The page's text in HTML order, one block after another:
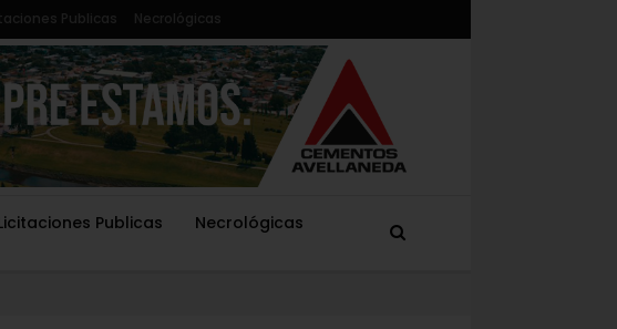
Publicas Necrológicas
Publicas Necrológicas